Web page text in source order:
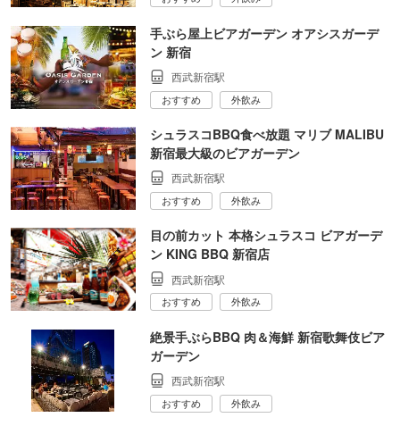
手ぶら屋上ビアガーデン オアシスガーデ
ン 新宿
西武新宿駅
おすすめ 外飲み
シュラスコBBQ食べ放題 マリブ MALIBU
新宿最大級のビアガーデン
西武新宿駅
おすすめ 外飲み
目の前カット 本格シュラスコ ビアガーデ
ン KING BBQ 新宿店
西武新宿駅
おすすめ 外飲み
絶景手ぶらBBQ 肉＆海鮮 新宿歌舞伎ビア
ガーデン
西武新宿駅
おすすめ 外飲み